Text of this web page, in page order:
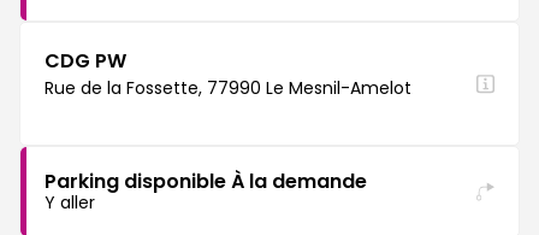
CDG PW
Rue de la Fossette, 77990 Le Mesnil-Amelot
Parking disponible À la demande
Y aller